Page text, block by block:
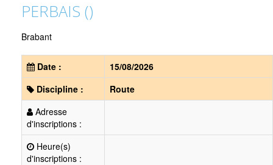
PERBAIS ()
Brabant
Date :
15/08/2026
Discipline :
Route
Adresse
d'inscriptions :
Heure(s)
d'inscriptions :